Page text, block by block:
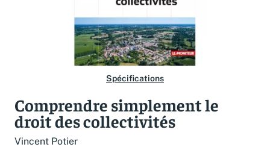
Nos engagements
Créer une alerte
Spécifications
Comprendre simplement le
droit des collectivités
Vincent Potier